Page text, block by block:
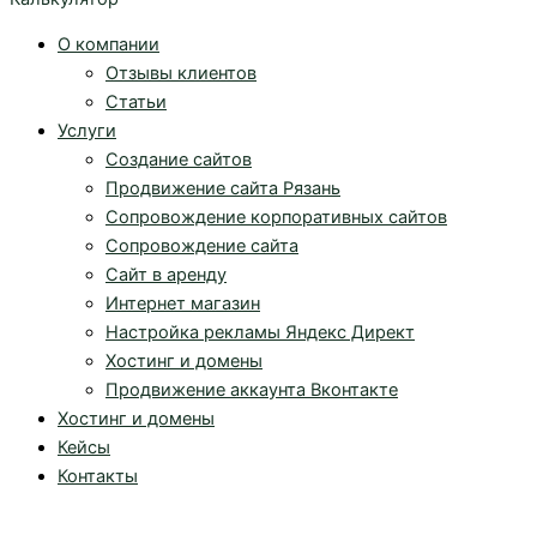
О компании
Отзывы клиентов
Статьи
Услуги
Создание сайтов
Продвижение сайта Рязань
Сопровождение корпоративных сайтов
Сопровождение сайта
Сайт в аренду
Интернет магазин
Настройка рекламы Яндекс Директ
Хостинг и домены
Продвижение аккаунта Вконтакте
Хостинг и домены
Кейсы
Контакты